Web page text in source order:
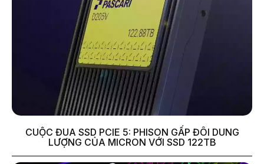
CUỘC ĐUA SSD PCIE 5: PHISON GẤP ĐÔI DUNG
LƯỢNG CỦA MICRON VỚI SSD 122TB